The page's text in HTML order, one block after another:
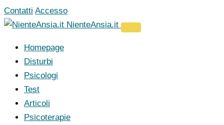
Vai
al
Contatti Accesso
NienteAnsia.it
Homepage
Disturbi
Psicologi
Test
Articoli
Psicoterapie